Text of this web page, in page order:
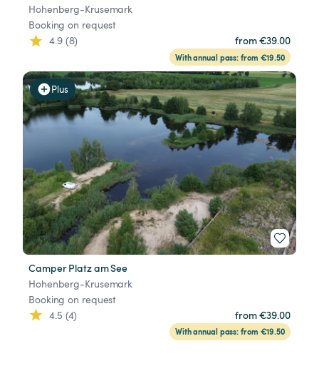
Hohenberg-Krusemark
Booking on request
4.9 (8)
from €39.00
With annual pass: from €19.50
Plus
Camper Platz am See
Hohenberg-Krusemark
Booking on request
4.5 (4)
from €39.00
With annual pass: from €19.50